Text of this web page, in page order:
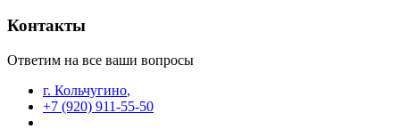
Контакты
Ответим на все ваши вопросы
г. Кольчугино,
+7 (920) 911-55-50